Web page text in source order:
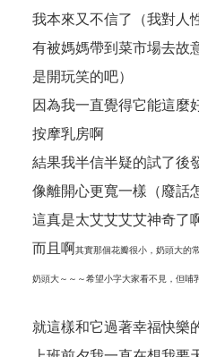
我本來又不信了（我對人
有被媽媽帶到菜市場去故
是開玩笑的吧）
因為我一直覺得它能這麼
按摩乳房啊
結果我半信半疑的試了後
像離開心更寬一樣（廢話
這真是太艾艾艾艾神奇了
而且啊其實那個花瓣很小，奶頭大的
奶頭大～～～希望小字大家看不見，但哺
就這樣和它過著幸福快樂